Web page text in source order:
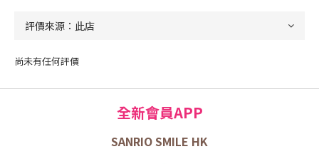
尚未有任何評價
全新會員APP
SANRIO SMILE HK